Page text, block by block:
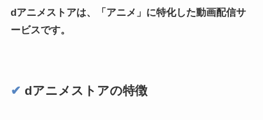
dアニメストアは、「アニメ」に特化した動画配信サ
ービスです。
✔︎ dアニメストアの特徴